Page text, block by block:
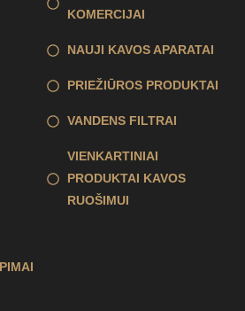
KOMERCIJAI
NAUJI KAVOS APARATAI
PRIEŽIŪROS PRODUKTAI
VANDENS FILTRAI
VIENKARTINIAI
PRODUKTAI KAVOS
RUOŠIMUI